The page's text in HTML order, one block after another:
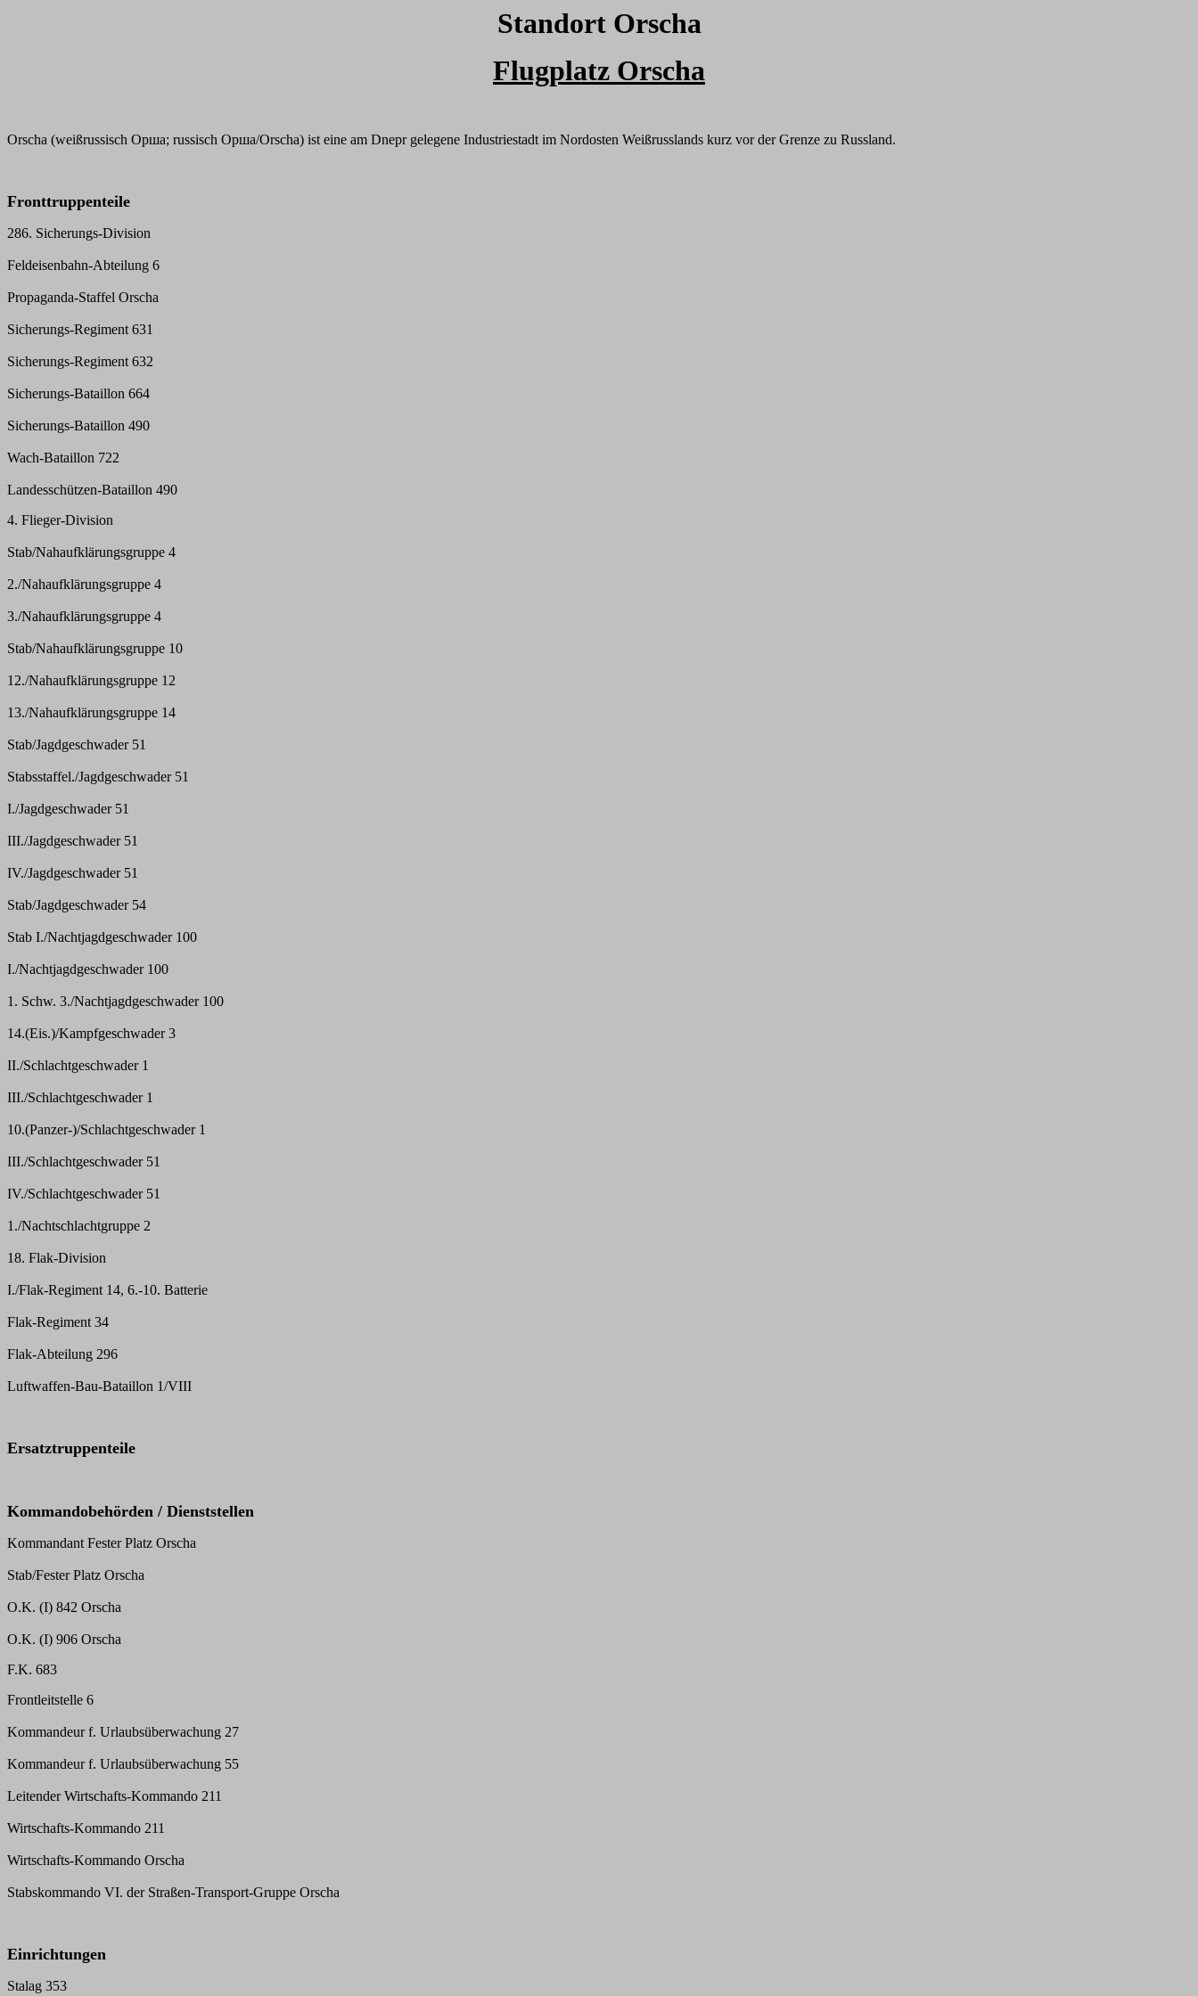
Standort Orscha
Flugplatz Orscha
Orscha (weißrussisch Орша; russisch Орша/Orscha) ist eine am Dnepr gelegene Industriestadt im Nordosten Weißrusslands kurz vor der Grenze zu Russland.
Fronttruppenteile
286. Sicherungs-Division
Feldeisenbahn-Abteilung 6
Propaganda-Staffel Orscha
Sicherungs-Regiment 631
Sicherungs-Regiment 632
Sicherungs-Bataillon 664
Sicherungs-Bataillon 490
Wach-Bataillon 722
Landesschützen-Bataillon 490
4. Flieger-Division
Stab/Nahaufklärungsgruppe 4
2./Nahaufklärungsgruppe 4
3./Nahaufklärungsgruppe 4
Stab/Nahaufklärungsgruppe 10
12./Nahaufklärungsgruppe 12
13./Nahaufklärungsgruppe 14
Stab/Jagdgeschwader 51
Stabsstaffel./Jagdgeschwader 51
I./Jagdgeschwader 51
III./Jagdgeschwader 51
IV./Jagdgeschwader 51
Stab/Jagdgeschwader 54
Stab I./Nachtjagdgeschwader 100
I./Nachtjagdgeschwader 100
1. Schw. 3./Nachtjagdgeschwader 100
14.(Eis.)/Kampfgeschwader 3
II./Schlachtgeschwader 1
III./Schlachtgeschwader 1
10.(Panzer-)/Schlachtgeschwader 1
III./Schlachtgeschwader 51
IV./Schlachtgeschwader 51
1./Nachtschlachtgruppe 2
18. Flak-Division
I./Flak-Regiment 14, 6.-10. Batterie
Flak-Regiment 34
Flak-Abteilung 296
Luftwaffen-Bau-Bataillon 1/VIII
Ersatztruppenteile
Kommandobehörden / Dienststellen
Kommandant Fester Platz Orscha
Stab/Fester Platz Orscha
O.K. (I) 842 Orscha
O.K. (I) 906 Orscha
F.K. 683
Frontleitstelle 6
Kommandeur f. Urlaubsüberwachung 27
Kommandeur f. Urlaubsüberwachung 55
Leitender Wirtschafts-Kommando 211
Wirtschafts-Kommando 211
Wirtschafts-Kommando Orscha
Stabskommando VI. der Straßen-Transport-Gruppe Orscha
Einrichtungen
Stalag 353